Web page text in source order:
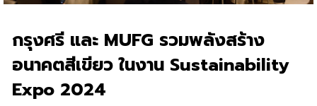
กรุงศรี และ MUFG รวมพลังสร้าง
อนาคตสีเขียว ในงาน Sustainability
Expo 2024